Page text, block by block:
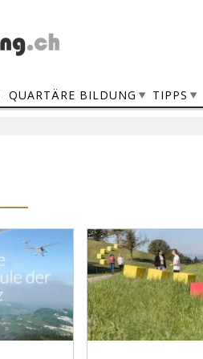
QUARTÄRE BILDUNG TIPPS